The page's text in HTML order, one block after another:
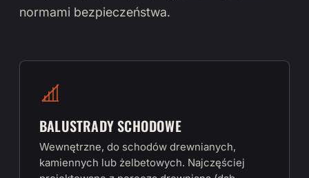
normami bezpieczeństwa.
BALUSTRADY SCHODOWE
Wewnętrzne, do schodów drewnianych,
kamiennych lub żelbetowych. Najczęściej